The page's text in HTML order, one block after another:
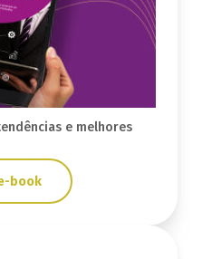
e melhores
book